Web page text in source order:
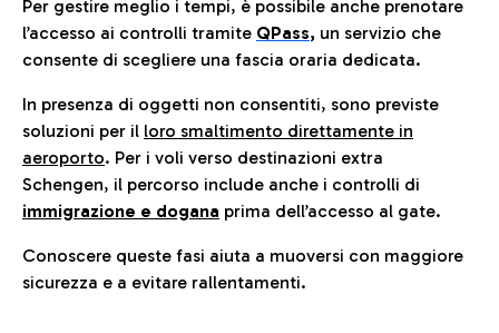
Per gestire meglio i tempi, è possibile anche prenotare
l’accesso ai controlli tramite QPass, un servizio che
consente di scegliere una fascia oraria dedicata.
In presenza di oggetti non consentiti, sono previste
soluzioni per il loro smaltimento direttamente in
aeroporto. Per i voli verso destinazioni extra
Schengen, il percorso include anche i controlli di
immigrazione e dogana prima dell’accesso al gate.
Conoscere queste fasi aiuta a muoversi con maggiore
sicurezza e a evitare rallentamenti.